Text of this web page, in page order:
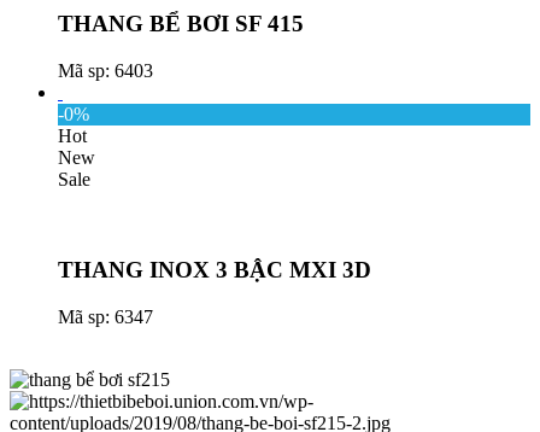
THANG BỂ BƠI SF 415
Mã sp: 6403
-0%
Hot
New
Sale
THANG INOX 3 BẬC MXI 3D
Mã sp: 6347